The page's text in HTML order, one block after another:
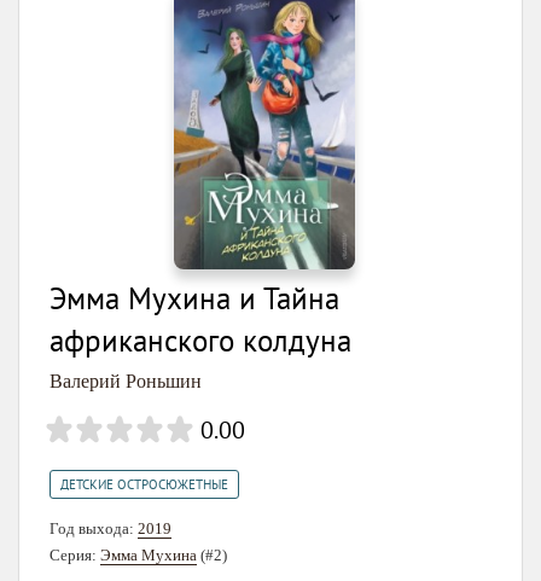
Эмма Мухина и Тайна
африканского колдуна
Валерий Роньшин
0.00
ДЕТСКИЕ ОСТРОСЮЖЕТНЫЕ
Год выхода: 2019
Серия: Эмма Мухина (#2)